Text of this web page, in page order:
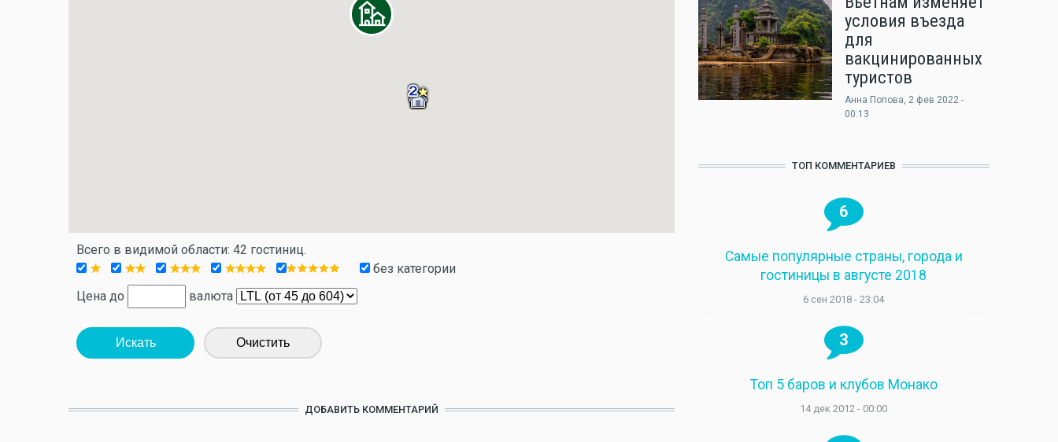
Всего в видимой области: 42 гостиниц.
без категории
Цена до
валюта
Искать Очистить
ДОБАВИТЬ КОММЕНТАРИЙ
условия въезда
для
вакцинированных
туристов
Анна Попова, 2 фев 2022 -
00:13
ТОП КОММЕНТАРИЕВ
6
Самые популярные страны, города и
гостиницы в августе 2018
6 сен 2018 - 23:04
3
Топ 5 баров и клубов Монако
14 дек 2012 - 00:00